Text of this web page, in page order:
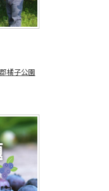
橘子公園